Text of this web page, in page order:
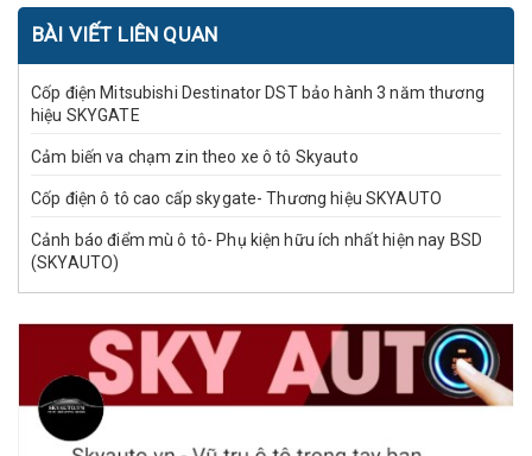
BÀI VIẾT LIÊN QUAN
Cốp điện Mitsubishi Destinator DST bảo hành 3 năm thương
hiệu SKYGATE
Cảm biến va chạm zin theo xe ô tô Skyauto
Cốp điện ô tô cao cấp skygate- Thương hiệu SKYAUTO
Cảnh báo điểm mù ô tô- Phụ kiện hữu ích nhất hiện nay BSD
(SKYAUTO)